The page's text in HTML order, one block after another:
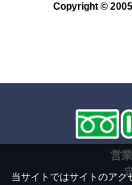
当サイトではサイトのアク
Copyright ©
営